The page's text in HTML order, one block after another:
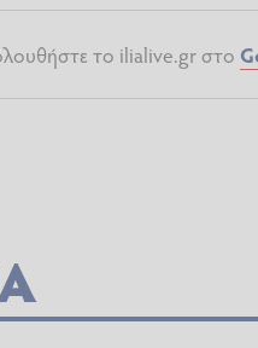
το ilialive.gr στο